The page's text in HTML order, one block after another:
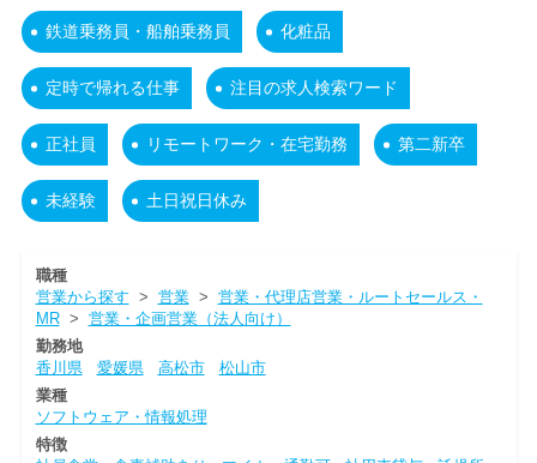
鉄道乗務員・船舶乗務員 化粧品
定時で帰れる仕事 注目の求人検索ワード
正社員 リモートワーク・在宅勤務 第二新卒
未経験 土日祝日休み
職種
営業から探す > 営業> 営業・代理店営業・ルートセールス・
MR> 営業・企画営業（法人向け）
勤務地
香川県
愛媛県 高松市
松山市
業種
ソフトウェア・情報処理
特徴